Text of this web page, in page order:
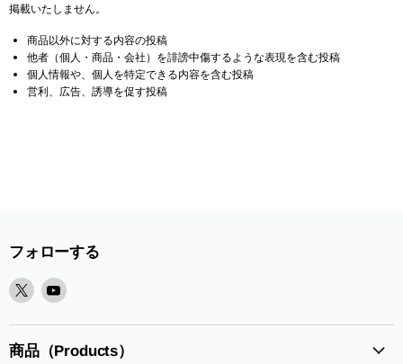
掲載いたしません。
商品以外に対する内容の投稿
他者（個人・商品・会社）を誹謗中傷するような表現を含む投稿
個人情報や、個人を特定できる内容を含む投稿
営利、広告、誘導を促す投稿
フォローする
X
見
つ
Youtube
見
つ
商品（Products）